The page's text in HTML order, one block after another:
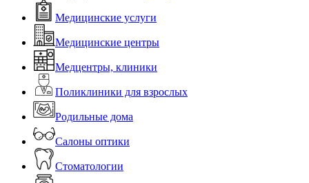
Медицинские услуги
Медицинские центры
Медцентры, клиники
Поликлиники для взрослых
Родильные дома
Салоны оптики
Стоматологии